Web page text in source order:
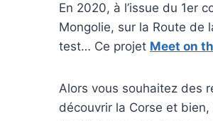
En 2020, à l’issue du 1er
Mongolie, sur la Route de
test… Ce projet Meet on
Alors vous souhaitez des
découvrir la Corse et